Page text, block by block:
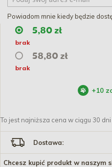
Powiadom mnie kiedy będzie
5,80 zł
brak
58,80 zł
brak
+10
To jest najniższa cena w ciągu 30 dni
Dostawa:
Chcesz kupić produkt w naszym